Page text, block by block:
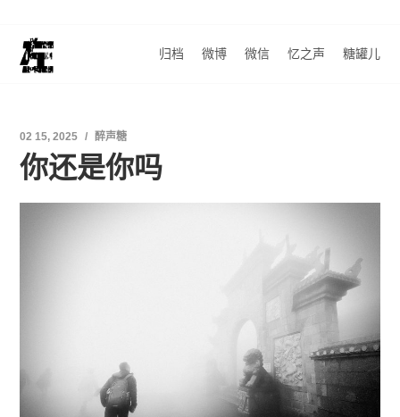
归档 微博 微信 忆之声 糖罐儿
02 15, 2025 醉声糖
你还是你吗